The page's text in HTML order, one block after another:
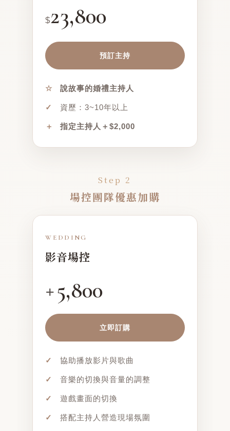
$23,800
預訂主持
☆ 說故事的婚禮主持人
✓ 資歷：3~10年以上
＋ 指定主持人＋$2,000
Step 2
場控團隊優惠加購
WEDDING
影音場控
+5,800
立即訂購
✓ 協助播放影片與歌曲
✓ 音樂的切換與音量的調整
✓ 遊戲畫面的切換
✓ 搭配主持人營造現場氛圍